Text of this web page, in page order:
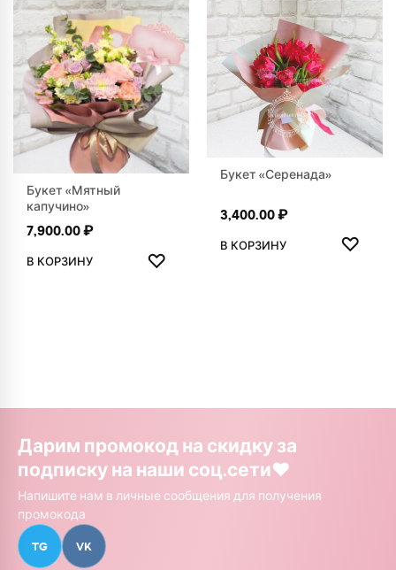
Букет «Мятный
капучино»
7,900.00₽
В КОРЗИНУ ♡
ДОБАВИТЬ В ИЗБРАННОЕ
Букет «Серенада»
3,400.00₽
В КОРЗИНУ ♡
Дарим промокод на скидку за
подписку на наши соц.сети❤️
Напишите нам в личные сообщения для получения
промокода
TG VK